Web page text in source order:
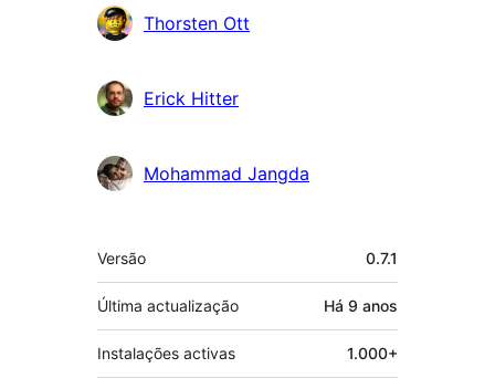
Thorsten Ott
Erick Hitter
Mohammad Jangda
Metadados
Versão 0.7.1
Última actualização Há 9 anos
Instalações activas 1.000+